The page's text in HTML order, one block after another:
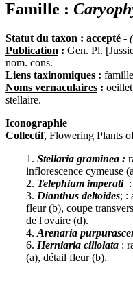
Famille :
Statut du taxon : accepté -
Publication : Gen. Pl.
nom. cons.
Liens taxinomiques :
Noms vernaculaires :
stellaire.
Iconographie
Collectif, Flowering Plants
1. Stellaria graminea :
inflorescence cymeuse
2. Telephium imperati:
3. Dianthus deltoides; :
fleur (b), coupe
de l'ovaire (d).
4. Arenaria
6. Herniaria ciliolata :
(a), détail fleur (b).